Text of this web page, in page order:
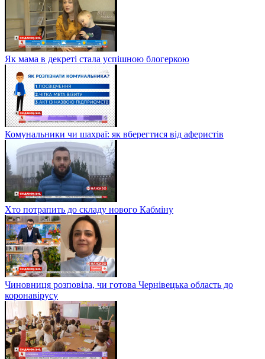
Як мама в декреті стала успішною блогеркою
Комунальники чи шахраї: як вберегтися від аферистів
Хто потрапить до складу нового Кабміну
Чиновниця розповіла, чи готова Чернівецька область до
коронавірусу